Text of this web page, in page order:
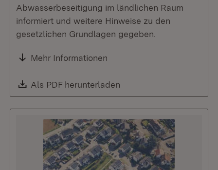
Abwasserbeseitigung im ländlichen Raum
informiert und weitere Hinweise zu den
gesetzlichen Grundlagen gegeben.
Mehr Informationen
Download:
Als PDF herunterladen